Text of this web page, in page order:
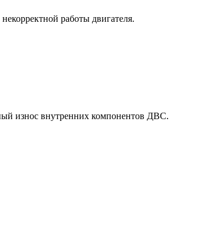
работы двигателя.
износ внутренних компонентов ДВС.